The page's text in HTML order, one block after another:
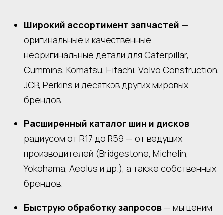
Широкий ассортимент запчастей —
оригинальные и качественные
неоригинальные детали для Caterpillar,
Cummins, Komatsu, Hitachi, Volvo Construction,
JCB, Perkins и десятков других мировых
брендов.
Расширенный каталог шин и дисков
радиусом от R17 до R59 — от ведущих
производителей (Bridgestone, Michelin,
Yokohama, Aeolus и др.), а также собственных
брендов.
Быструю обработку запросов — мы ценим